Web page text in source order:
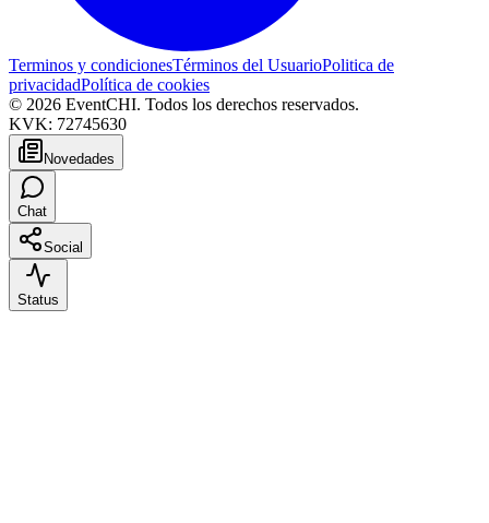
Terminos y condicionesTérminos del UsuarioPolitica de
privacidadPolítica de cookies
© 2026 EventCHI. Todos los derechos reservados.
KVK: 72745630
Novedades
Chat
Social
Status